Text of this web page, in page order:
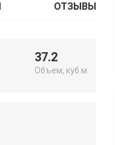
ОТЗЫВЫ
37.2
Объем, куб.м